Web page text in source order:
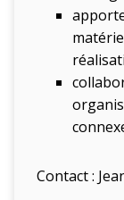
Contact :